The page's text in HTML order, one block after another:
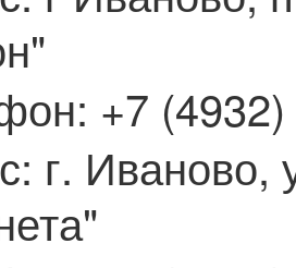
+7
г. Иваново,